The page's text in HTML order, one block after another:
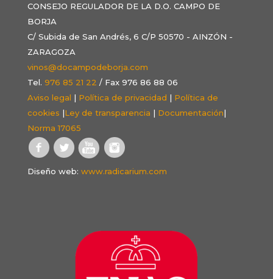
CONSEJO REGULADOR DE LA D.O. CAMPO DE
BORJA
C/ Subida de San Andrés, 6 C/P 50570 - AINZÓN -
ZARAGOZA
vinos@docampodeborja.com
Tel. 976 85 21 22 / Fax 976 86 88 06
Aviso legal | Política de privacidad | Política de
cookies |Ley de transparencia | Documentación|
Norma 17065
Diseño web: www.radicarium.com